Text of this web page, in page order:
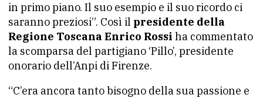
in primo piano. Il suo esempio e il suo ricordo ci
saranno preziosi”. Così il presidente della
Regione Toscana Enrico Rossi ha commentato
la scomparsa del partigiano ‘Pillo’, presidente
onorario dell’Anpi di Firenze.
“C’era ancora tanto bisogno della sua passione e